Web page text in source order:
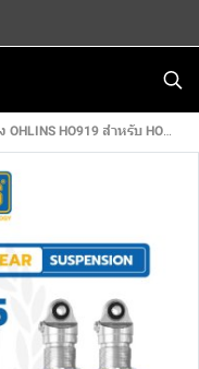
HO919 สำหรับ HONDA MONKEY125